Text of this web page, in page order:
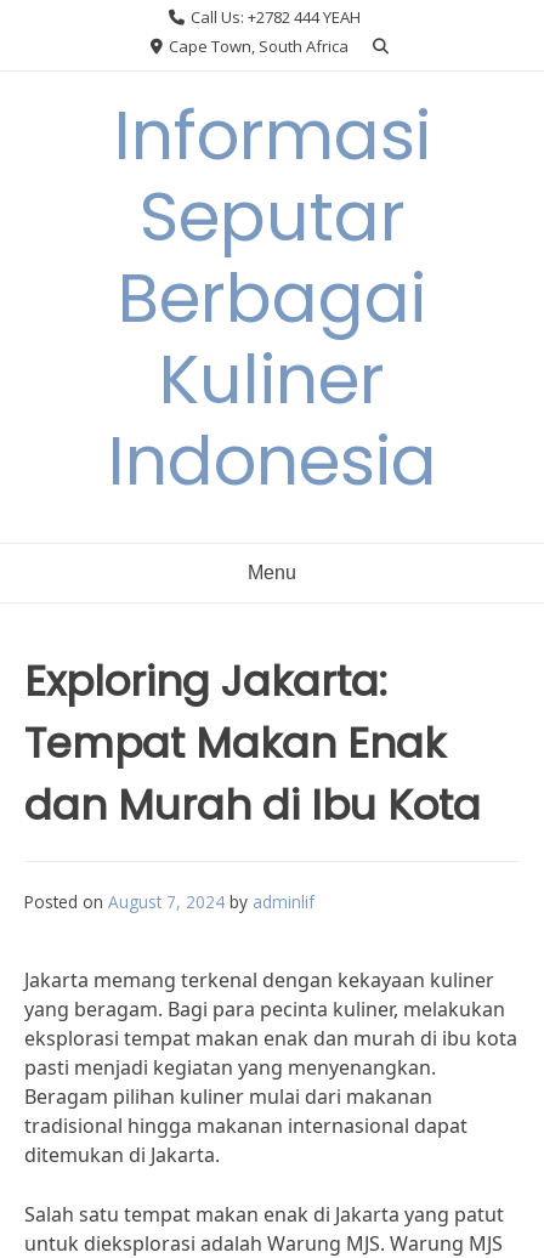
Call Us: +2782 444 YEAH
Cape Town, South Africa
Informasi
Seputar
Berbagai
Kuliner
Indonesia
Menu
Exploring Jakarta:
Tempat Makan Enak
dan Murah di Ibu Kota
Posted on August 7, 2024 by adminlif
Jakarta memang terkenal dengan kekayaan kuliner
yang beragam. Bagi para pecinta kuliner, melakukan
eksplorasi tempat makan enak dan murah di ibu kota
pasti menjadi kegiatan yang menyenangkan.
Beragam pilihan kuliner mulai dari makanan
tradisional hingga makanan internasional dapat
ditemukan di Jakarta.
Salah satu tempat makan enak di Jakarta yang patut
untuk dieksplorasi adalah Warung MJS. Warung MJS